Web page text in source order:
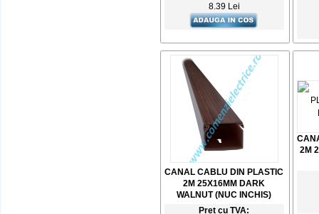
8.39 Lei
CANAL CABLU DIN PLASTIC
2M 25X16MM DARK
WALNUT (NUC INCHIS)
Pret cu TVA:
2M